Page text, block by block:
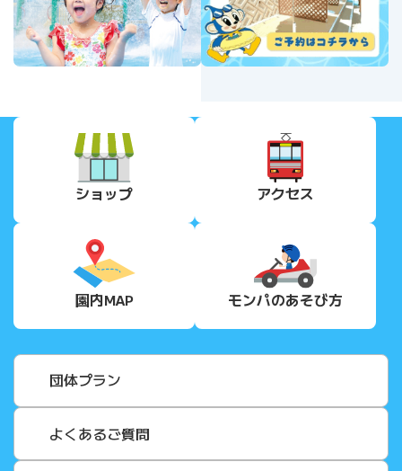
ショップ アクセス
園内MAP モンパのあそび方
団体プラン
よくあるご質問